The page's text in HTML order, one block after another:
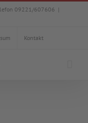
09221/607606 |
Kontakt